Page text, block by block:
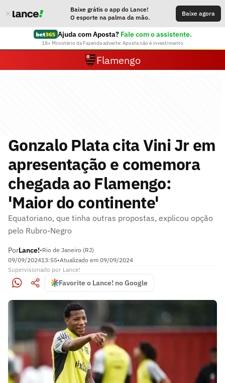
Baixe grátis o app do Lance!
O esporte na palma da mão.
Baixe agora
Ajuda com Aposta? Fale com o assistente.
18+ Ministério da Fazenda adverte: Aposta não é investimento
Flamengo
Gonzalo Plata cita Vini Jr em
apresentação e comemora
chegada ao Flamengo:
'Maior do continente'
Equatoriano, que tinha outras propostas, explicou opção
pelo Rubro-Negro
PorLance!•Rio de Janeiro (RJ)
09/09/202413:55•Atualizado em 09/09/2024
Supervisionado por Lance!
Favorite o Lance! no Google